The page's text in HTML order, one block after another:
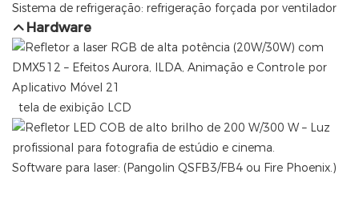
Sistema de refrigeração: refrigeração forçada por ventilador
Hardware
tela de exibição LCD
Software para laser: (Pangolin QSFB3/FB4 ou Fire Phoenix.)